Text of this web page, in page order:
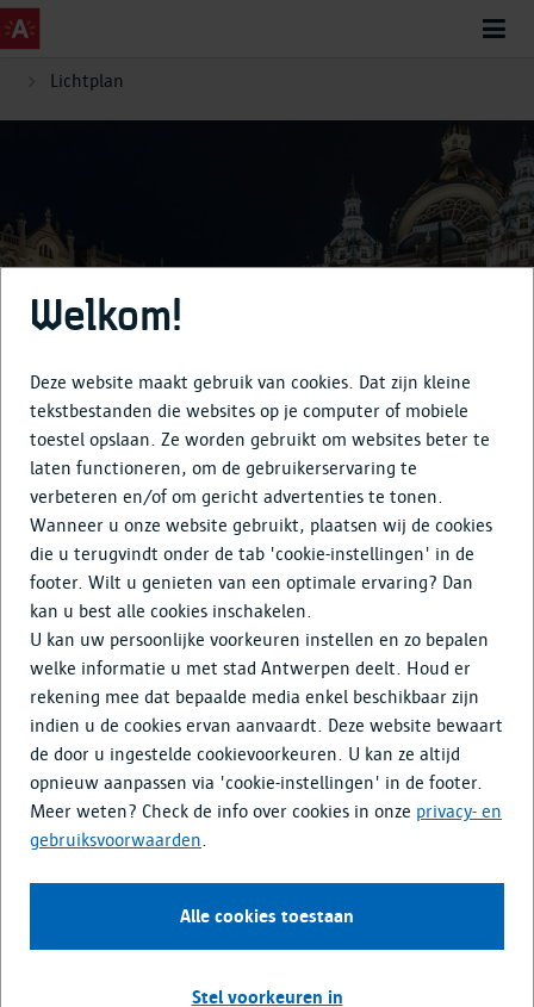
Lichtplan
Lichtplan
Antwerpen in de spotlights
Het Lichtplan Antwerpen laat de stad stralen. Deze visie op
openbare verlichting dateert van 2012 en wordt uitgerold in
de stad en alle districten. Stadsverlichting moet niet alleen
functioneel zijn, maar ook mooi én duurzaam. Daarom zet
Antwerpen in op 100% ledverlichting. Het Lichtplan
Antwerpen verbetert bovendien de nachtelijke kwaliteit van
de stad op 3 verlichtingslagen: de basisverlichting van
straten en wijken, structurerende verlichting en
sfeerverlichting. Deze gelaagde aanpak zorgt voor een
harmonieus, veilig en sfeervol totaalbeeld dat Antwerpen 's
Welkom!
Deze website maakt gebruik van cookies. Dat zijn kleine
tekstbestanden die websites op je computer of mobiele
toestel opslaan. Ze worden gebruikt om websites beter te
laten functioneren, om de gebruikerservaring te
verbeteren en/of om gericht advertenties te tonen.
Wanneer u onze website gebruikt, plaatsen wij de cookies
die u terugvindt onder de tab 'cookie-instellingen' in de
footer. Wilt u genieten van een optimale ervaring? Dan
kan u best alle cookies inschakelen.
U kan uw persoonlijke voorkeuren instellen en zo bepalen
welke informatie u met stad Antwerpen deelt. Houd er
rekening mee dat bepaalde media enkel beschikbaar zijn
indien u de cookies ervan aanvaardt. Deze website bewaart
de door u ingestelde cookievoorkeuren. U kan ze altijd
opnieuw aanpassen via 'cookie-instellingen' in de footer.
Meer weten? Check de info over cookies in onze privacy- en
gebruiksvoorwaarden.
Alle cookies toestaan
Stel voorkeuren in